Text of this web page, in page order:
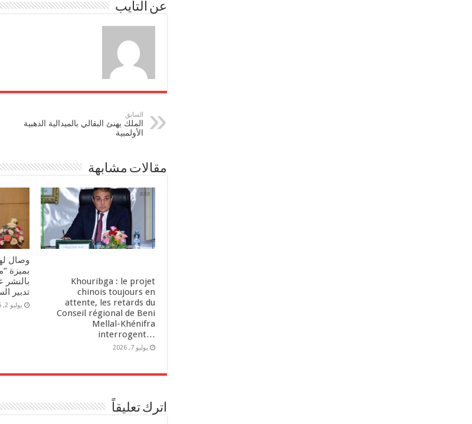
عن التايب
السابق
الملك يهنئ البقالي بالميدالية الدهبية
الأولمبية
مقالات مشابهة
Khouribga : le projet
chinois toujours en
attente, les retards du
Conseil régional de Beni
Mellal-Khénifra
…interrogent
يوليو 7, 2026
وصال
بميزة
تدبير
يوليو 2, 2026
اترك تعليقاً